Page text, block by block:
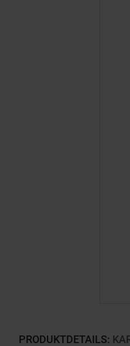
PRODUKTDETAILS: